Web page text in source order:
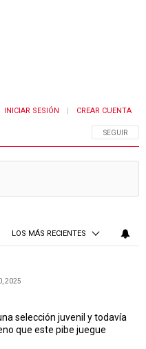
SIGA ESTA
SEGUIR
INICIAR SESIÓN CREAR CUENTA
LOS MÁS RECIENTES
2025
selección juvenil y todavía
que este pibe juegue